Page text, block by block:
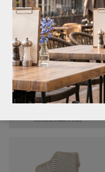
TERRASSTOEL ARIANE MET ARM WIT €39,95
TOEVOEGEN AAN OFFERTE